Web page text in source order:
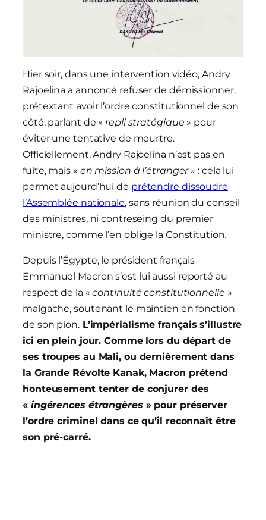
Hier soir, dans une intervention vidéo, Andry
Rajoelina a annoncé refuser de démissionner,
prétextant avoir l’ordre constitutionnel de son
côté, parlant de « repli stratégique » pour
éviter une tentative de meurtre.
Officiellement, Andry Rajoelina n’est pas en
fuite, mais« en mission à l’étranger » : cela lui
permet aujourd’hui de prétendre dissoudre
l’Assemblée nationale, sans réunion du conseil
des ministres, ni contreseing du premier
ministre, comme l’en oblige la Constitution.
Depuis l’Égypte, le président français
Emmanuel Macron s’est lui aussi reporté au
respect de la «continuité constitutionnelle »
malgache, soutenant le maintien en fonction
de son pion.L’impérialisme français s’illustre
ici en plein jour. Comme lors du départ de
ses troupes au Mali, ou dernièrement dans
la Grande Révolte Kanak, Macron prétend
honteusement tenter de conjurer des
« ingérences étrangères» pour préserver
l’ordre criminel dans ce qu’il reconnaît être
son pré-carré.